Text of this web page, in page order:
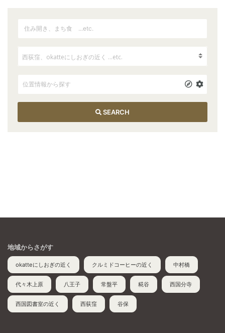
SEARCH
地域からさがす
okatteにしおぎの近く クルミドコーヒーの近く 中村橋
代々木上原 八王子 常盤平 糀谷 西国分寺
西国図書室の近く 西荻窪 谷保